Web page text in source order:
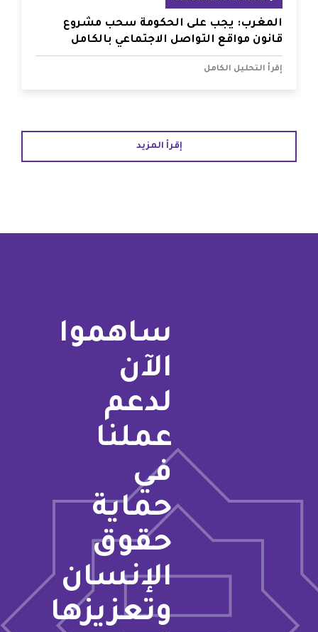
المغرب: يجب على الحكومة سحب مشروع
قانون مواقع التواصل الاجتماعي بالكامل
إقرأ التحليل الكامل
إقرأ المزيد
ساهموا
الآن
لدعم
عملنا
في
حماية
حقوق
الإنسان
وتعزيزها